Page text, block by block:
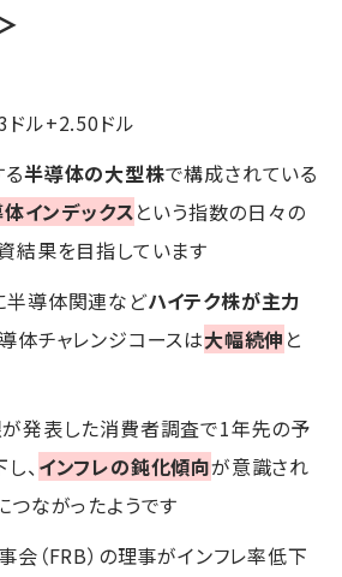
ル+2.50ドル
半導体の大型株で構成されている
インデックスという指数の日々の
結果を目指しています
半導体関連などハイテク株が主力
体チャレンジコースは大幅続伸 と
発表した消費者調査で1年先の予
、 インフレの鈍化傾向が意識され
つながったようです
（FRB）の理事がインフレ率低下